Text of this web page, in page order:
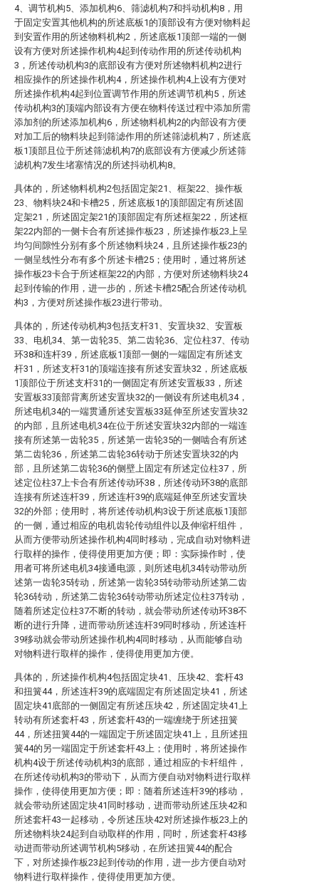
4、调节机构5、添加机构6、筛滤机构7和抖动机构8，用
于固定安置其他机构的所述底板1的顶部设有方便对物料起
到安置作用的所述物料机构2，所述底板1顶部一端的一侧
设有方便对所述操作机构4起到传动作用的所述传动机构
3，所述传动机构3的底部设有方便对所述物料机构2进行
相应操作的所述操作机构4，所述操作机构4上设有方便对
所述操作机构4起到位置调节作用的所述调节机构5，所述
传动机构3的顶端内部设有方便在物料传送过程中添加所需
添加剂的所述添加机构6，所述物料机构2的内部设有方便
对加工后的物料块起到筛滤作用的所述筛滤机构7，所述底
板1顶部且位于所述筛滤机构7的底部设有方便减少所述筛
滤机构7发生堵塞情况的所述抖动机构8。
具体的，所述物料机构2包括固定架21、框架22、操作板
23、物料块24和卡槽25，所述底板1的顶部固定有所述固
定架21，所述固定架21的顶部固定有所述框架22，所述框
架22内部的一侧卡合有所述操作板23，所述操作板23上呈
均匀间隙性分别有多个所述物料块24，且所述操作板23的
一侧呈线性分布有多个所述卡槽25；使用时，通过将所述
操作板23卡合于所述框架22的内部，方便对所述物料块24
起到传输的作用，进一步的，所述卡槽25配合所述传动机
构3，方便对所述操作板23进行带动。
具体的，所述传动机构3包括支杆31、安置块32、安置板
33、电机34、第一齿轮35、第二齿轮36、定位柱37、传动
环38和连杆39，所述底板1顶部一侧的一端固定有所述支
杆31，所述支杆31的顶端连接有所述安置块32，所述底板
1顶部位于所述支杆31的一侧固定有所述安置板33，所述
安置板33顶部背离所述安置块32的一侧设有所述电机34，
所述电机34的一端贯通所述安置板33延伸至所述安置块32
的内部，且所述电机34在位于所述安置块32内部的一端连
接有所述第一齿轮35，所述第一齿轮35的一侧啮合有所述
第二齿轮36，所述第二齿轮36转动于所述安置块32的内
部，且所述第二齿轮36的侧壁上固定有所述定位柱37，所
述定位柱37上卡合有所述传动环38，所述传动环38的底部
连接有所述连杆39，所述连杆39的底端延伸至所述安置块
32的外部；使用时，将所述传动机构3设于所述底板1顶部
的一侧，通过相应的电机齿轮传动组件以及伸缩杆组件，
从而方便带动所述操作机构4同时移动，完成自动对物料进
行取样的操作，使得使用更加方便；即：实际操作时，使
用者可将所述电机34接通电源，则所述电机34转动带动所
述第一齿轮35转动，所述第一齿轮35转动带动所述第二齿
轮36转动，所述第二齿轮36转动带动所述定位柱37转动，
随着所述定位柱37不断的转动，就会带动所述传动环38不
断的进行升降，进而带动所述连杆39同时移动，所述连杆
39移动就会带动所述操作机构4同时移动，从而能够自动
对物料进行取样的操作，使得使用更加方便。
具体的，所述操作机构4包括固定块41、压块42、套杆43
和扭簧44，所述连杆39的底端固定有所述固定块41，所述
固定块41底部的一侧固定有所述压块42，所述固定块41上
转动有所述套杆43，所述套杆43的一端缠绕于所述扭簧
44，所述扭簧44的一端固定于所述固定块41上，且所述扭
簧44的另一端固定于所述套杆43上；使用时，将所述操作
机构4设于所述传动机构3的底部，通过相应的卡杆组件，
在所述传动机构3的带动下，从而方便自动对物料进行取样
操作，使得使用更加方便；即：随着所述连杆39的移动，
就会带动所述固定块41同时移动，进而带动所述压块42和
所述套杆43一起移动，令所述压块42对所述操作板23上的
所述物料块24起到自动取样的作用，同时，所述套杆43移
动进而带动所述调节机构5移动，在所述扭簧44的配合
下，对所述操作板23起到传动的作用，进一步方便自动对
物料进行取样操作，使得使用更加方便。